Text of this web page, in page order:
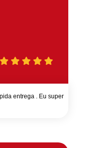
entrega . Eu super